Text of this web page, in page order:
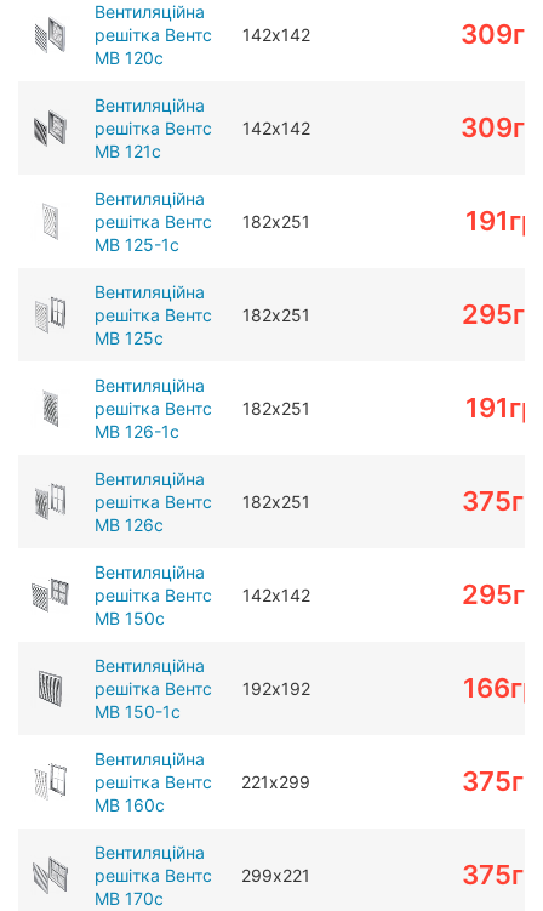
Вентиляційна
решітка Вентс
МВ 120с
142х142 309
Вентиляційна
решітка Вентс
МВ 121с
142х142 309
Вентиляційна
решітка Вентс
МВ 125-1с
182х251 191
Вентиляційна
решітка Вентс
МВ 125с
182х251 295
Вентиляційна
решітка Вентс
МВ 126-1с
182х251 191
Вентиляційна
решітка Вентс
МВ 126с
182х251 375
Вентиляційна
решітка Вентс
МВ 150с
142х142 295
Вентиляційна
решітка Вентс
МВ 150-1с
192х192 166
Вентиляційна
решітка Вентс
МВ 160с
221х299 375
Вентиляційна
решітка Вентс
МВ 170с
299х221 375